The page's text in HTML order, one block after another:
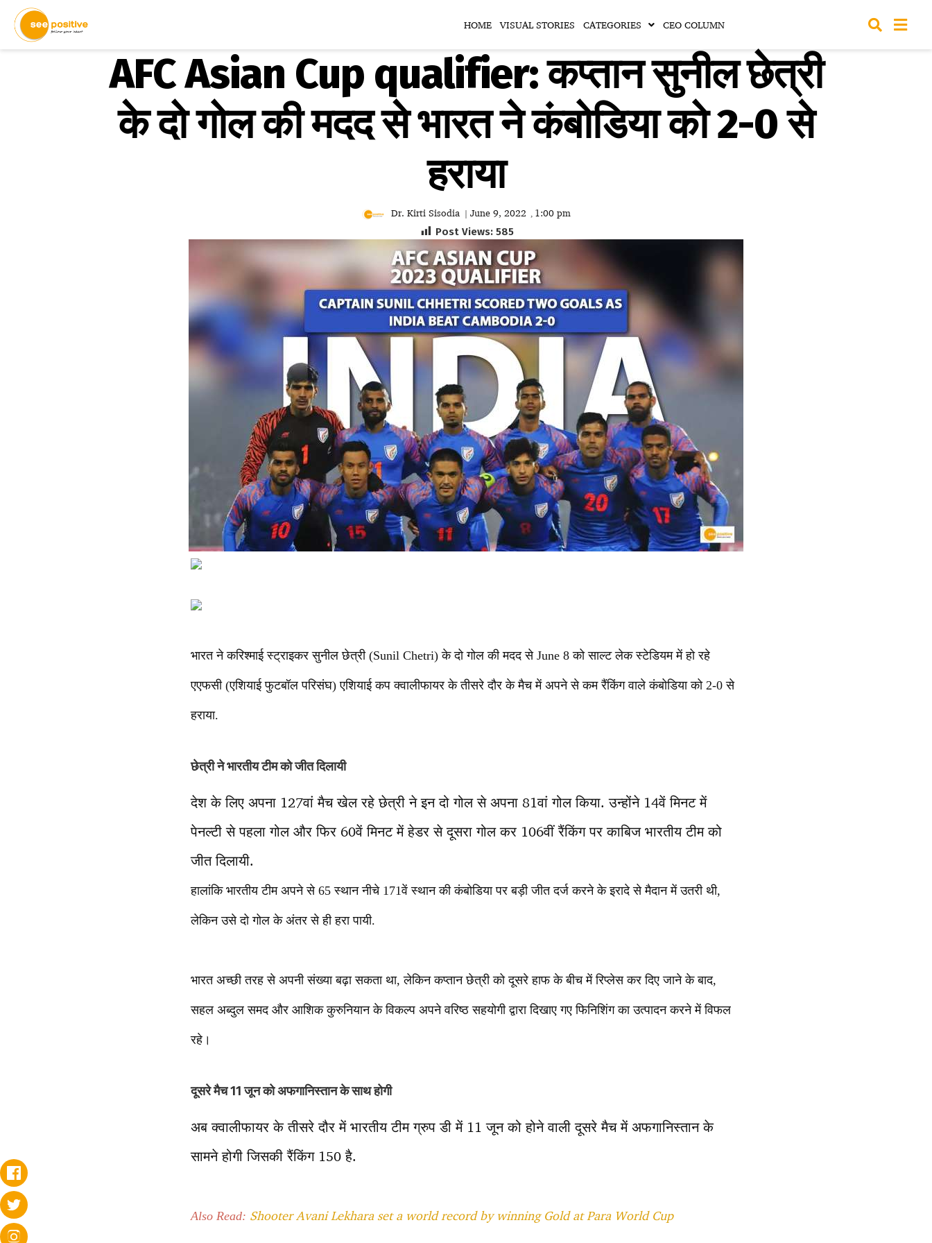
HOME VISUAL STORIES CATEGORIES CEO COLUMN
AFC Asian Cup qualifier: कप्तान सुनील छेत्री
के दो गोल की मदद से भारत ने कंबोडिया को 2-0 से
हराया
Dr. Kirti Sisodia | June 9, 2022 , 1:00 pm
Post Views: 585
भारत ने करिश्माई स्ट्राइकर सुनील छेत्री (Sunil Chetri) के दो गोल की मदद से June 8 को साल्ट लेक स्टेडियम में हो रहे
एएफसी (एशियाई फुटबॉल परिसंघ) एशियाई कप क्वालीफायर के तीसरे दौर के मैच में अपने से कम रैंकिंग वाले कंबोडिया को 2-0 से
हराया.
छेत्री ने भारतीय टीम को जीत दिलायी
देश के लिए अपना 127वां मैच खेल रहे छेत्री ने इन दो गोल से अपना 81वां गोल किया. उन्होंने 14वें मिनट में
पेनल्टी से पहला गोल और फिर 60वें मिनट में हेडर से दूसरा गोल कर 106वीं रैंकिंग पर काबिज भारतीय टीम को
जीत दिलायी.
हालांकि भारतीय टीम अपने से 65 स्थान नीचे 171वें स्थान की कंबोडिया पर बड़ी जीत दर्ज करने के इरादे से मैदान में उतरी थी,
लेकिन उसे दो गोल के अंतर से ही हरा पायी.
भारत अच्छी तरह से अपनी संख्या बढ़ा सकता था, लेकिन कप्तान छेत्री को दूसरे हाफ के बीच में रिप्लेस कर दिए जाने के बाद,
सहल अब्दुल समद और आशिक कुरुनियान के विकल्प अपने वरिष्ठ सहयोगी द्वारा दिखाए गए फिनिशिंग का उत्पादन करने में विफल
रहे।
दूसरे मैच 11 जून को अफगानिस्तान के साथ होगी
अब क्वालीफायर के तीसरे दौर में भारतीय टीम ग्रुप डी में 11 जून को होने वाली दूसरे मैच में अफगानिस्तान के
सामने होगी जिसकी रैंकिंग 150 है.
Also Read: Shooter Avani Lekhara set a world record by winning Gold at Para World Cup